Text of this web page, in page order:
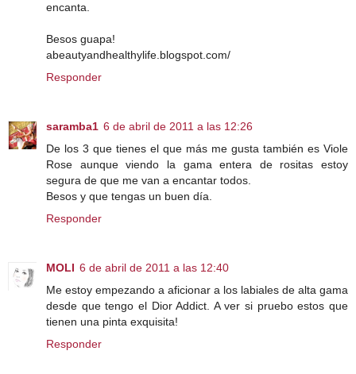
encanta.
Besos guapa!
abeautyandhealthylife.blogspot.com/
Responder
saramba1 6 de abril de 2011 a las 12:26
De los 3 que tienes el que más me gusta también es Viole
Rose aunque viendo la gama entera de rositas estoy
segura de que me van a encantar todos.
Besos y que tengas un buen día.
Responder
MOLI 6 de abril de 2011 a las 12:40
Me estoy empezando a aficionar a los labiales de alta gama
desde que tengo el Dior Addict. A ver si pruebo estos que
tienen una pinta exquisita!
Responder